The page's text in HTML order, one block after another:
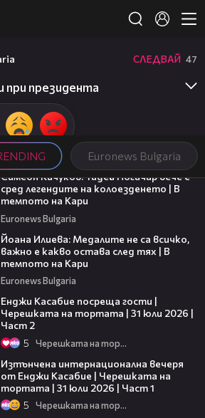
Euronews Bulgaria
СЛЕДВАЙ 47
при президента
Симеон Кичуков: Тадей Погачар вече е
сред легендите на колоезденето | В
темпото на Кари
Euronews Bulgaria
Йоана Илиева: Медалите не са всичко,
важно е какво остава след тях | В
темпото на Кари
Euronews Bulgaria
Енджи Касабие посреща гости |
Черешката на тортата | 31 юли 2026 |
Част 2
5 Черешката на тортата
Изтънчена интернационална вечеря
от Енджи Касабие | Черешката на
тортата | 31 юли 2026 | Част 1
5 Черешката на тортата